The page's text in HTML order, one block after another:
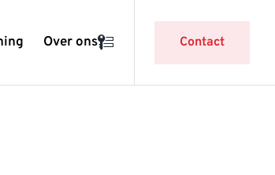
Over ons Contact